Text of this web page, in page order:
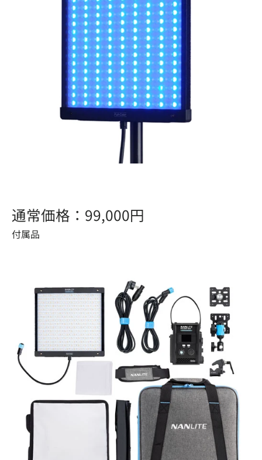
通常価格：99,000円
付属品